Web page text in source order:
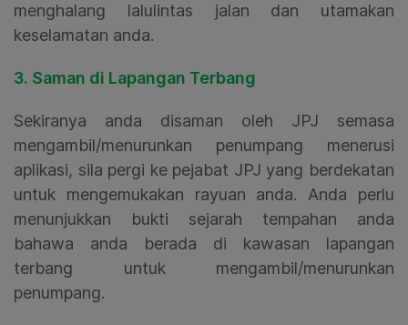
menghalang lalulintas jalan dan utamakan
keselamatan anda.
3. Saman di Lapangan Terbang
Sekiranya anda disaman oleh JPJ semasa
mengambil/menurunkan penumpang menerusi
aplikasi, sila pergi ke pejabat JPJ yang berdekatan
untuk mengemukakan rayuan anda. Anda perlu
menunjukkan bukti sejarah tempahan anda
bahawa anda berada di kawasan lapangan
terbang untuk mengambil/menurunkan
penumpang.